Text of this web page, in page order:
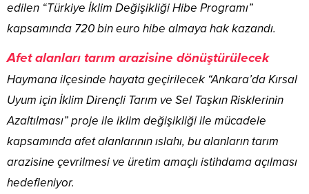
edilen “Türkiye İklim Değişikliği Hibe Programı”
kapsamında 720 bin euro hibe almaya hak kazandı.
Afet alanları tarım arazisine dönüştürülecek
Haymana ilçesinde hayata geçirilecek “Ankara’da Kırsal
Uyum için İklim Dirençli Tarım ve Sel Taşkın Risklerinin
Azaltılması” proje ile iklim değişikliği ile mücadele
kapsamında afet alanlarının ıslahı, bu alanların tarım
arazisine çevrilmesi ve üretim amaçlı istihdama açılması
hedefleniyor.